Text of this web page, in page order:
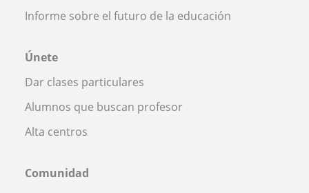
Informe sobre el futuro de la educación
Únete
Dar clases particulares
Alumnos que buscan profesor
Alta centros
Comunidad